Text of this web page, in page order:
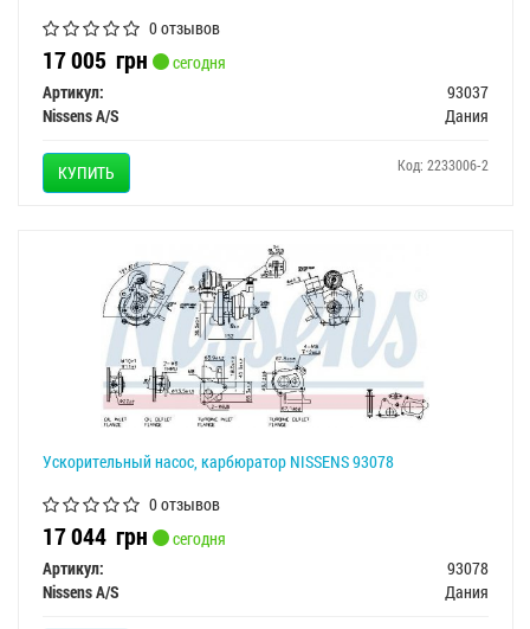
0 отзывов
17 005 грн
сегодня
Артикул:
93037
Nissens A/S
Дания
КУПИТЬ Код: 2233006-2
Ускорительный насос, карбюратор NISSENS 93078
0 отзывов
17 044 грн
сегодня
Артикул:
93078
Nissens A/S
Дания